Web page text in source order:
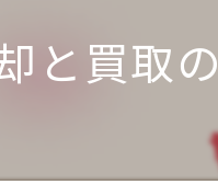
と買取